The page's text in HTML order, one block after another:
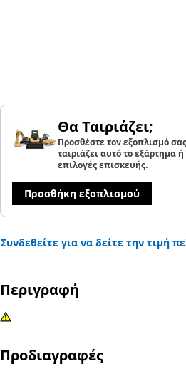
Θα Ταιριάζει;
Προσθέστε τον εξοπλισμό
ταιριάζει αυτό το εξάρτημα
επιλογές επισκευής.
Προσθήκη εξοπλισμού
Συνδεθείτε για να δείτε την τιμή
Περιγραφή
Προδιαγραφές